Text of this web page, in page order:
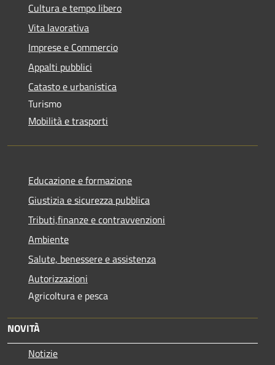
Cultura e tempo libero
Vita lavorativa
Imprese e Commercio
Appalti pubblici
Catasto e urbanistica
Turismo
Mobilità e trasporti
Educazione e formazione
Giustizia e sicurezza pubblica
Tributi,finanze e contravvenzioni
Ambiente
Salute, benessere e assistenza
Autorizzazioni
Agricoltura e pesca
NOVITÀ
Notizie